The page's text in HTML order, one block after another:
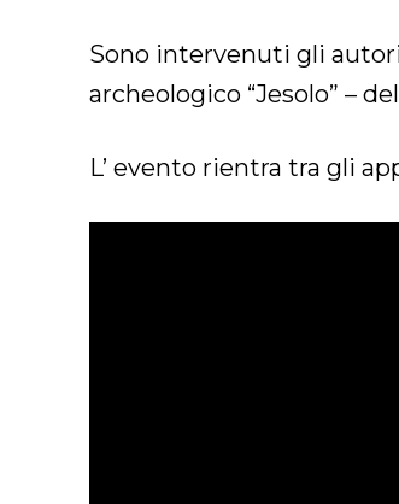
Sono intervenuti gli
archeologico “Jesolo” –
L’ evento rientra tra gli